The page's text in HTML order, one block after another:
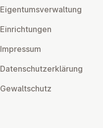
Ei­gen­tums­ver­wal­tung
Ein­rich­tun­gen
Impressum
Da­ten­schutz­er­klä­rung
Ge­walt­schutz